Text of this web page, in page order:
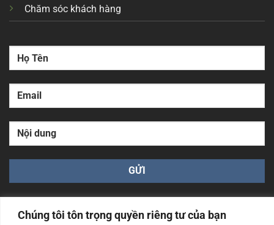
Chúng tôi tôn trọng quyền riêng tư của bạn
Chăm sóc khách hàng